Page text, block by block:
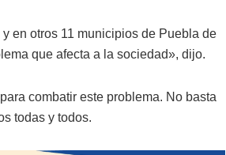
en otros 11 municipios de Puebla de
que afecta a la sociedad», dijo.
combatir este problema. No basta
todas y todos.